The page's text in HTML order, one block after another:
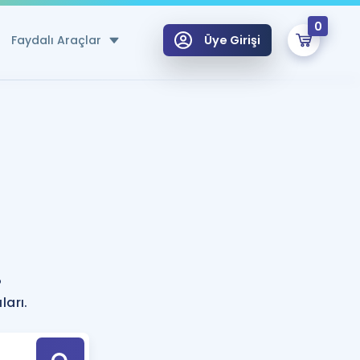
Faydalı Araçlar
Hesaplama Aracı
için Öneriler
Tek Takvimde
Üye Girişi
0
Hoca ile seni sınava hazırlayacak onlarca eğitim seni bekliyor!